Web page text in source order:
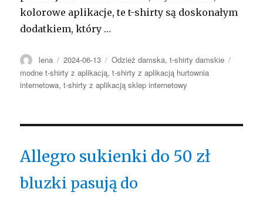
kolorowe aplikacje, te t-shirty są doskonałym
dodatkiem, który …
Autor
lena Opublikowano
2024-06-13 Kategorie
Odzież damska,t-shirty damskie
modne t-shirty z aplikacją,t-shirty z aplikacją hurtownia
internetowa,t-shirty z aplikacją sklep internetowy
Allegro sukienki do 50 zł
bluzki pasują do